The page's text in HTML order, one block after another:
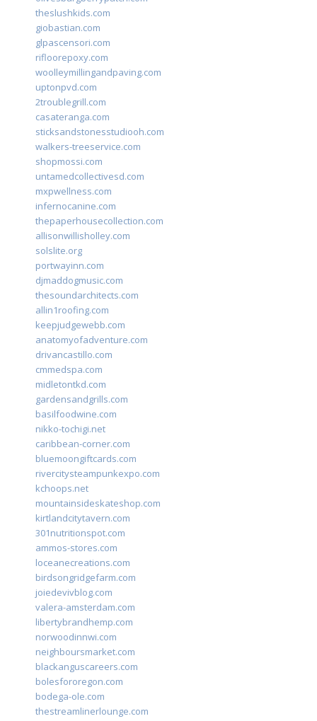
theslushkids.com
giobastian.com
glpascensori.com
rifloorepoxy.com
woolleymillingandpaving.com
uptonpvd.com
2troublegrill.com
casateranga.com
sticksandstonesstudiooh.com
walkers-treeservice.com
shopmossi.com
untamedcollectivesd.com
mxpwellness.com
infernocanine.com
thepaperhousecollection.com
allisonwillisholley.com
solslite.org
portwayinn.com
djmaddogmusic.com
thesoundarchitects.com
allin1roofing.com
keepjudgewebb.com
anatomyofadventure.com
drivancastillo.com
cmmedspa.com
midletontkd.com
gardensandgrills.com
basilfoodwine.com
nikko-tochigi.net
caribbean-corner.com
bluemoongiftcards.com
rivercitysteampunkexpo.com
kchoops.net
mountainsideskateshop.com
kirtlandcitytavern.com
301nutritionspot.com
ammos-stores.com
loceanecreations.com
birdsongridgefarm.com
joiedevivblog.com
valera-amsterdam.com
libertybrandhemp.com
norwoodinnwi.com
neighboursmarket.com
blackanguscareers.com
bolesfororegon.com
bodega-ole.com
thestreamlinerlounge.com